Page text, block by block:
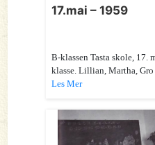
17.mai – 1959
B-klassen Tasta skole, 17.
klasse. Lillian, Martha,
Les Mer